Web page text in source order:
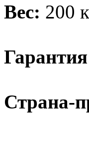
Вес: 200
Страна-